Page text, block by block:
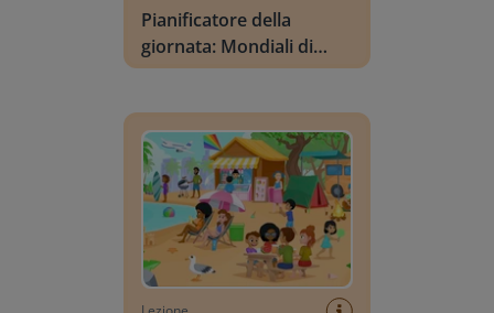
Pianificatore della
giornata: Mondiali di
calcio